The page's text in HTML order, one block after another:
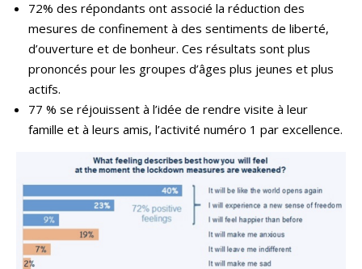
72% des répondants ont associé la réduction des
mesures de confinement à des sentiments de liberté,
d’ouverture et de bonheur. Ces résultats sont plus
prononcés pour les groupes d’âges plus jeunes et plus
actifs.
77 % se réjouissent à l’idée de rendre visite à leur
famille et à leurs amis, l’activité numéro 1 par excellence.